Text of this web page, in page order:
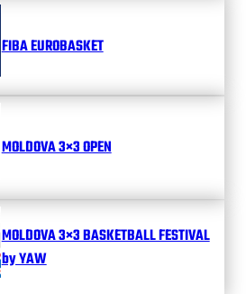
FIBA EUROBASKET
MOLDOVA 3×3 OPEN
MOLDOVA 3×3 BASKETBALL FESTIVAL
by YAW